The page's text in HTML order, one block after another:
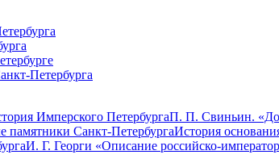
Петербурга
Имперского ПетербургаП. П. Свиньин.
памятники Санкт-ПетербургаИстория
И. Г. Георги «Описание российско-